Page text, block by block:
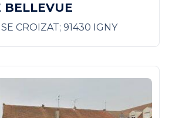
BELLEVUE
CROIZAT; 91430 IGNY